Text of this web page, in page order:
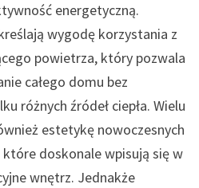
energetyczną.
wygodę korzystania z
powietrza, który pozwala
całego domu bez
różnych źródeł ciepła. Wielu
estetykę nowoczesnych
doskonale wpisują się w
wnętrz. Jednakże